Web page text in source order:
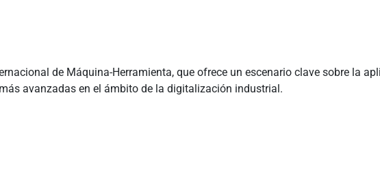
de Máquina-Herramienta, que ofrece un escenario clave sobre la
avanzadas en el ámbito de la digitalización industrial.